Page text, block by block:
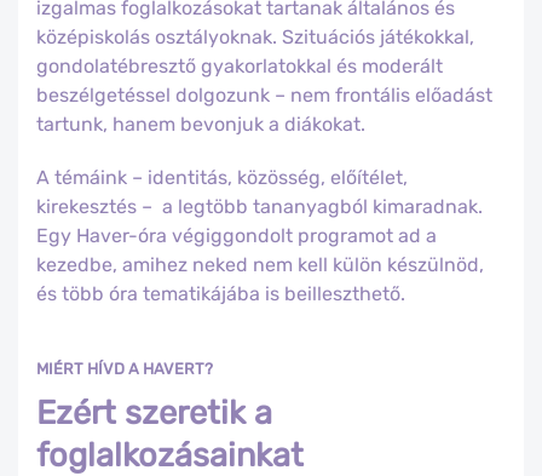
izgalmas foglalkozásokat tartanak általános és
középiskolás osztályoknak. Szituációs játékokkal,
gondolatébresztő gyakorlatokkal és moderált
beszélgetéssel dolgozunk – nem frontális előadást
tartunk, hanem bevonjuk a diákokat.
A témáink – identitás, közösség, előítélet,
kirekesztés – a legtöbb tananyagból kimaradnak.
Egy Haver-óra végiggondolt programot ad a
kezedbe, amihez neked nem kell külön készülnöd,
és több óra tematikájába is beilleszthető.
MIÉRT HÍVD A HAVERT?
Ezért szeretik a
foglalkozásainkat